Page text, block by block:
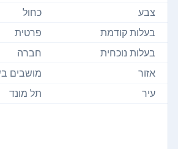
צבע
כחול
בעלות קודמת
פרטית
בעלות נוכחית
חברה
אזור
מושבים
עיר
תל מונד